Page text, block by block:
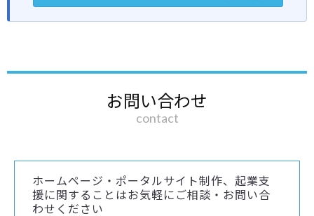
お問い合わせ
contact
ホームページ・ポータルサイト制作、起業支
援に関することはお気軽にご相談・お問い合
わせください